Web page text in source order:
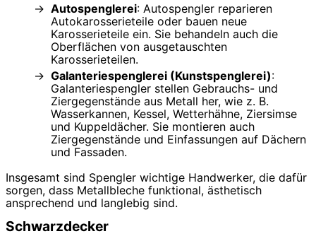
Autospenglerei: Autospengler reparieren
Autokarosserieteile oder bauen neue
Karosserieteile ein. Sie behandeln auch die
Oberflächen von ausgetauschten
Karosserieteilen.
Galanteriespenglerei (Kunstspenglerei):
Galanteriespengler stellen Gebrauchs- und
Ziergegenstände aus Metall her, wie z. B.
Wasserkannen, Kessel, Wetterhähne, Ziersimse
und Kuppeldächer. Sie montieren auch
Ziergegenstände und Einfassungen auf Dächern
und Fassaden.
Insgesamt sind Spengler wichtige Handwerker, die dafür
sorgen, dass Metallbleche funktional, ästhetisch
ansprechend und langlebig sind.
Schwarzdecker